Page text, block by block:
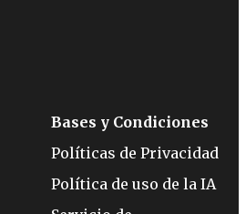
Bases y Condiciones
Políticas de Privacidad
Política de uso de la IA